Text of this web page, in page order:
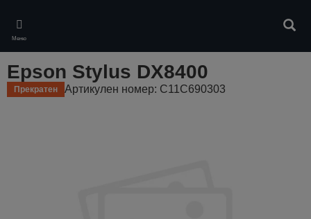
main
content
Меню
Epson Stylus DX8400
Прекратен Артикулен номер: C11C690303